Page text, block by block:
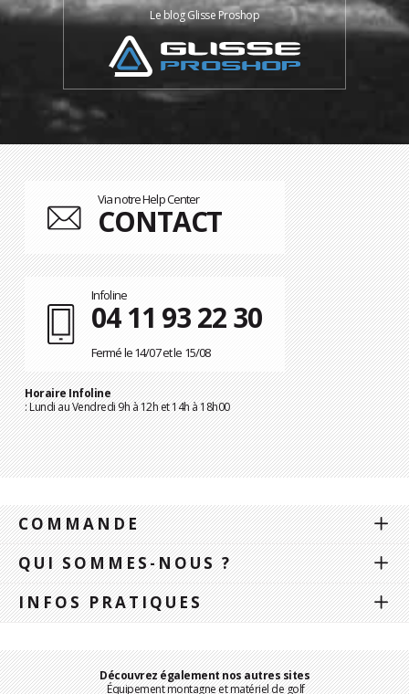
Le blog Glisse Proshop
Via notre Help Center
CONTACT
Infoline
04 11 93 22 30
Fermé le 14/07 et le 15/08
Horaire Infoline
: Lundi au Vendredi 9h à 12h et 14h à 18h00
COMMANDE
QUI SOMMES-NOUS ?
INFOS PRATIQUES
Découvrez également nos autres sites
Équipement montagne et matériel de golf